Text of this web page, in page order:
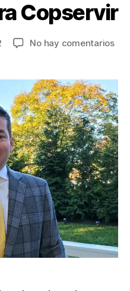
Copservir
No hay comentariosen
los
de
en
en